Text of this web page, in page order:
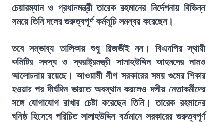
চেয়ারম্যান ও প্রধানমন্ত্রী তারেক রহমানের নির্দেশনায় বিভিন্ন
সময়ে তিনি দলের গুরুত্বপূর্ণ কর্মসূচি সমন্বয় করেছেন।
তবে সম্ভাব্য তালিকায় শুধু রিজভীই নন। বিএনপির স্থায়ী
কমিটির সদস্য ও স্বরাষ্ট্রমন্ত্রী সালাহউদ্দিন আহমদের নামও
আলোচনায় রয়েছে। আওয়ামী লীগ সরকারের সময় গুমের শিকার
হওয়ার পর দীর্ঘদিন ভারতে অবস্থান করলেও দলীয় নেতাকর্মীদের
সঙ্গে যোগাযোগ রাখার চেষ্টা করেছেন তিনি। তারেক রহমানের
ঘনিষ্ঠ হিসেবে পরিচিত সালাহউদ্দিন বর্তমানে সরকারের গুরুত্বপূর্ণ